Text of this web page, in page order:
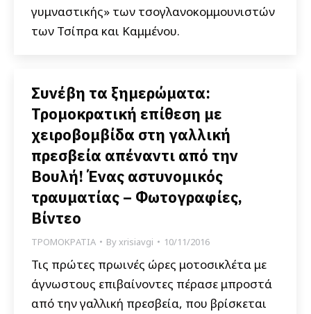
γυμναστικής» των τσογλανοκομμουνιστών
των Τσίπρα και Καμμένου.
Συνέβη τα ξημερώματα:
Τρομοκρατική επίθεση με
χειροβομβίδα στη γαλλική
πρεσβεία απέναντι από την
Βουλή! Ένας αστυνομικός
τραυματίας – Φωτογραφίες,
Βίντεο
ΤΡΟΜΟΚΡΑΤΙΑ Byxrisiavgi 10/11/2016
Τις πρώτες πρωινές ώρες μοτοσικλέτα με
άγνωστους επιβαίνοντες πέρασε μπροστά
από την γαλλική πρεσβεία, που βρίσκεται